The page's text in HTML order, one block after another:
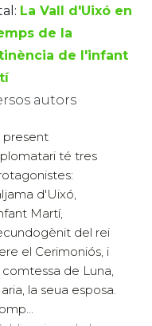
La Vall d'Uixó en
de la
de l'infant
autors
present
té tres
d'Uixó,
Martí,
del rei
el Cerimoniós, i
comtessa de Luna,
la seua esposa.